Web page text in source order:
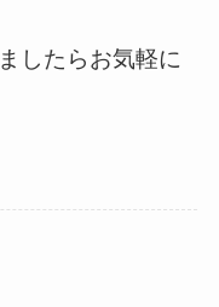
したらお気軽に